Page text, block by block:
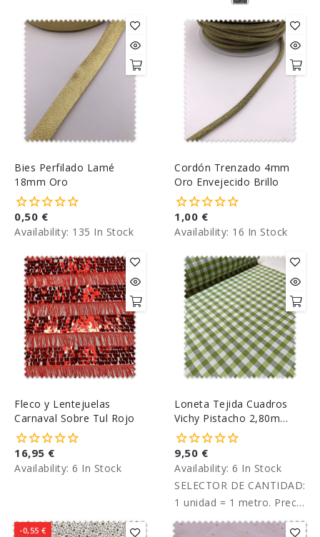
Bies Perfilado Lamé
18mm Oro
0,50 €
Availability: 135 In Stock
Cordón Trenzado 4mm
Oro Envejecido Brillo
1,00 €
Availability: 16 In Stock
Fleco y Lentejuelas
Carnaval Sobre Tul Rojo
16,95 €
Availability: 6 In Stock
Loneta Tejida Cuadros
Vichy Pistacho 2,80m
Ancho
9,50 €
Availability: 6 In Stock
SELECTOR DE CANTIDAD:
1 unidad = 1 metro. Precio
por metro.
-0,55 €